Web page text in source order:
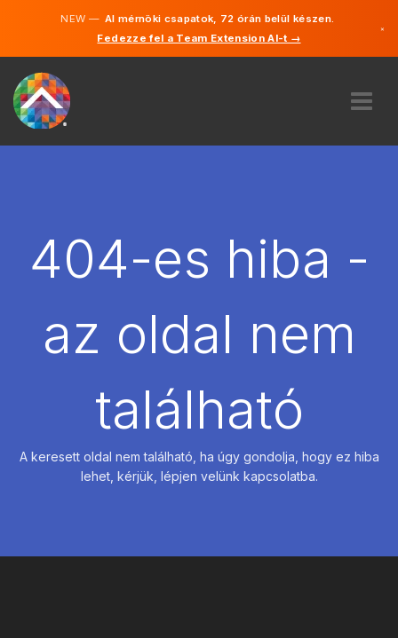
NEW —AI mérnöki csapatok, 72 órán belül készen.
Fedezze fel a Team Extension AI-t →
×
BÉREL
404-es hiba -
az oldal nem
található
A keresett oldal nem található, ha úgy gondolja, hogy ez hiba
lehet, kérjük, lépjen velünk kapcsolatba.